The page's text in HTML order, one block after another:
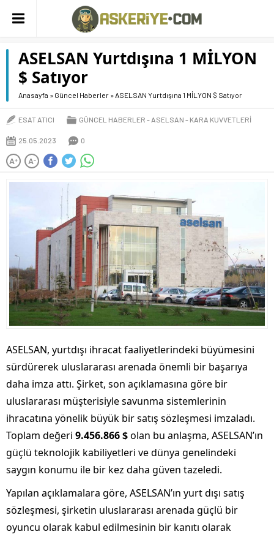
ASELSAN Yurtdışına 1 MİLYON
$ Satıyor
Anasayfa » Güncel Haberler »ASELSAN Yurtdışına 1 MİLYON $ Satıyor
ESAT ATICI GÜNCEL HABERLER ASELSAN KARA KUVVETLERI
25.05.2023 0
A+ A-
ASELSAN, yurtdışı ihracat faaliyetlerindeki büyümesini
sürdürerek uluslararası arenada önemli bir başarıya
daha imza attı. Şirket, son açıklamasına göre bir
uluslararası müşterisiyle savunma sistemlerinin
ihracatına yönelik büyük bir satış sözleşmesi imzaladı.
Toplam değeri 9.456.866 $olan bu anlaşma, ASELSAN’ın
güçlü teknolojik kabiliyetleri ve dünya genelindeki
saygın konumu ile bir kez daha güven tazeledi.
Yapılan açıklamalara göre, ASELSAN’ın yurt dışı satış
sözleşmesi, şirketin uluslararası arenada güçlü bir
oyuncu olarak kabul edilmesinin bir kanıtı olarak